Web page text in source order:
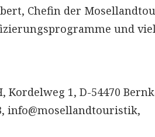
Chefin der
und
1, D-54470
info@mosellandtouristik,